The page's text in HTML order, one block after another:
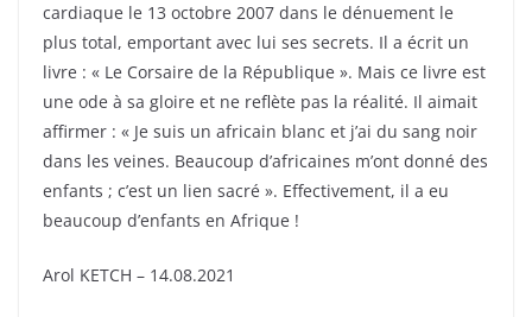
cardiaque le 13 octobre 2007 dans le dénuement le
plus total, emportant avec lui ses secrets. Il a écrit un
livre : « Le Corsaire de la République ». Mais ce livre est
une ode à sa gloire et ne reflète pas la réalité. Il aimait
affirmer : « Je suis un africain blanc et j’ai du sang noir
dans les veines. Beaucoup d’africaines m’ont donné des
enfants ; c’est un lien sacré ». Effectivement, il a eu
beaucoup d’enfants en Afrique !
Arol KETCH – 14.08.2021